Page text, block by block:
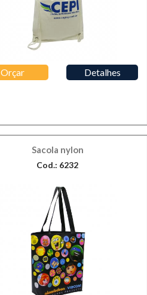
Orçar Detalhes
Sacola nylon
Cod.: 6232